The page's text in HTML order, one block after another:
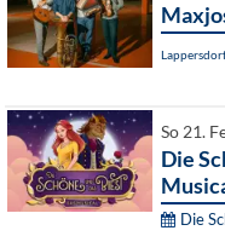
So 21.
Die
Die